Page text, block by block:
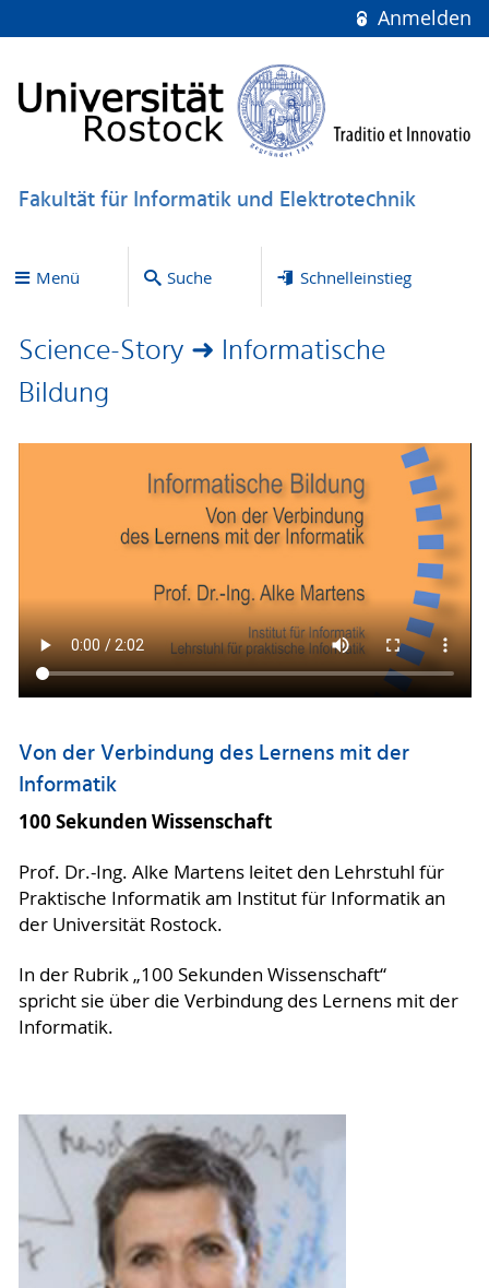
Anmelden
Fakultät für Informatik und Elektrotechnik
Menü Suche Schnelleinstieg
Science-Story ➜ Informatische
Bildung
Von der Verbindung des Lernens mit der
Informatik
100 Sekunden Wissenschaft
Prof. Dr.-Ing. Alke Martens leitet den Lehrstuhl für
Praktische Informatik am Institut für Informatik an
der Universität Rostock.
In der Rubrik „100 Sekunden Wissenschaft“
spricht sie über die Verbindung des Lernens mit der
Informatik.